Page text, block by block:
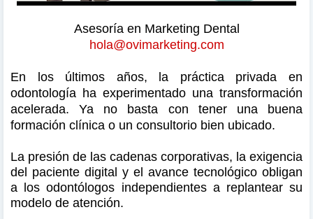
Asesoría en Marketing Dental
hola@ovimarketing.com
En los últimos años, la práctica privada en
odontología ha experimentado una transformación
acelerada. Ya no basta con tener una buena
formación clínica o un consultorio bien ubicado.
La presión de las cadenas corporativas, la exigencia
del paciente digital y el avance tecnológico obligan
a los odontólogos independientes a replantear su
modelo de atención.